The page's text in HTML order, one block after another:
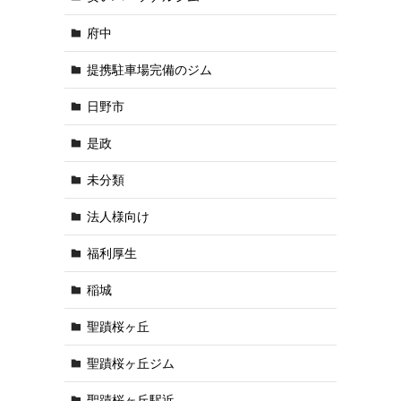
府中
提携駐車場完備のジム
日野市
是政
未分類
法人様向け
福利厚生
稲城
聖蹟桜ヶ丘
聖蹟桜ヶ丘ジム